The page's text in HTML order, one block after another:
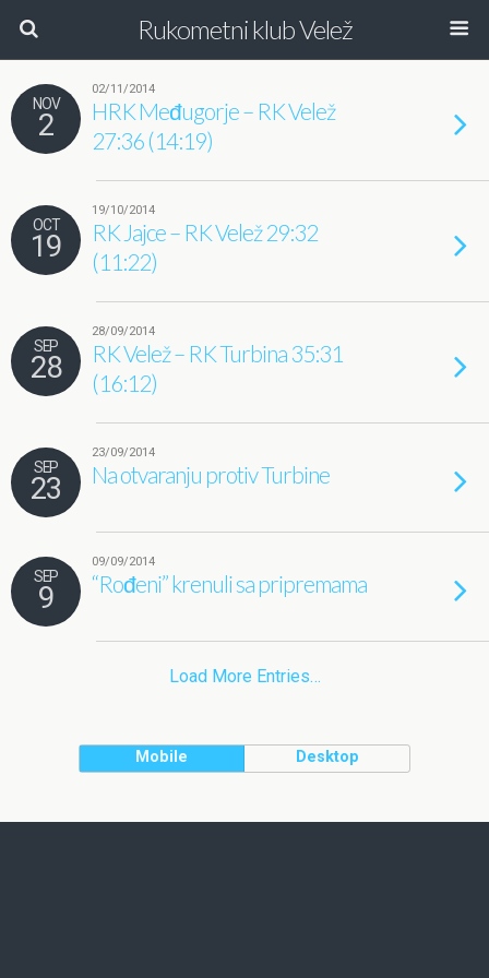
Rukometni klub Velež
NOV
2
02/11/2014
HRK Međugorje – RK Velež
27:36 (14:19)
OCT
19
19/10/2014
RK Jajce – RK Velež 29:32
(11:22)
SEP
28
28/09/2014
RK Velež – RK Turbina 35:31
(16:12)
SEP
23
23/09/2014
Na otvaranju protiv Turbine
SEP
9
09/09/2014
“Rođeni” krenuli sa pripremama
Load More Entries…
Mobile Desktop